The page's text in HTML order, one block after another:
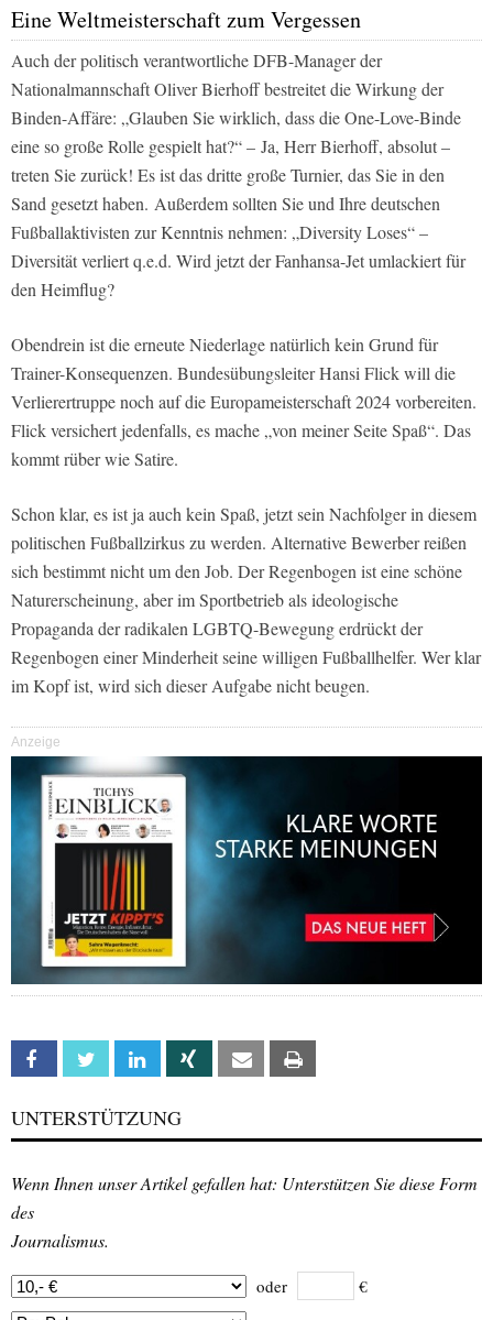
Eine Weltmeisterschaft zum Vergessen
Auch der politisch verantwortliche DFB-Manager der
Nationalmannschaft Oliver Bierhoff bestreitet die Wirkung der
Binden-Affäre: „Glauben Sie wirklich, dass die One-Love-Binde
eine so große Rolle gespielt hat?“ – Ja, Herr Bierhoff, absolut –
treten Sie zurück! Es ist das dritte große Turnier, das Sie in den
Sand gesetzt haben. Außerdem sollten Sie und Ihre deutschen
Fußballaktivisten zur Kenntnis nehmen: „Diversity Loses“ –
Diversität verliert q.e.d. Wird jetzt der Fanhansa-Jet umlackiert für
den Heimflug?
Obendrein ist die erneute Niederlage natürlich kein Grund für
Trainer-Konsequenzen. Bundesübungsleiter Hansi Flick will die
Verlierertruppe noch auf die Europameisterschaft 2024 vorbereiten.
Flick versichert jedenfalls, es mache „von meiner Seite Spaß“. Das
kommt rüber wie Satire.
Schon klar, es ist ja auch kein Spaß, jetzt sein Nachfolger in diesem
politischen Fußballzirkus zu werden. Alternative Bewerber reißen
sich bestimmt nicht um den Job. Der Regenbogen ist eine schöne
Naturerscheinung, aber im Sportbetrieb als ideologische
Propaganda der radikalen LGBTQ-Bewegung erdrückt der
Regenbogen einer Minderheit seine willigen Fußballhelfer. Wer klar
im Kopf ist, wird sich dieser Aufgabe nicht beugen.
Anzeige
Facebook Twitter Linkedin Xing Email
UNTERSTÜTZUNG
Wenn Ihnen unser Artikel gefallen hat: Unterstützen Sie diese Form
des
Journalismus.
oder €